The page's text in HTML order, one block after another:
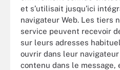
et s’utilisait jusqu’ici
navigateur Web. Les tiers
service peuvent recevoir
sur leurs adresses
ouvrir dans leur
contenu dans le message,